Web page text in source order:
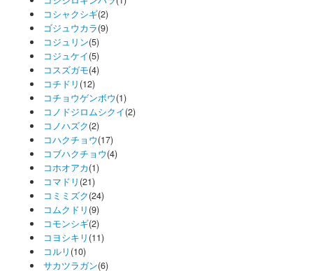
コシャクシギ(2)
ゴジュウカラ(9)
コジュリン(5)
コジュケイ(5)
コスズガモ(4)
コチドリ (12)
コチョウゲンボウ(1)
コノドジロムシクイ(2)
コノハズク(2)
コハクチョウ(17)
コブハクチョウ(4)
コホオアカ(1)
コマドリ (21)
コミミズク(24)
コムクドリ (9)
コモンシギ(2)
コヨシキリ (11)
コルリ (10)
サカツラガン(6)